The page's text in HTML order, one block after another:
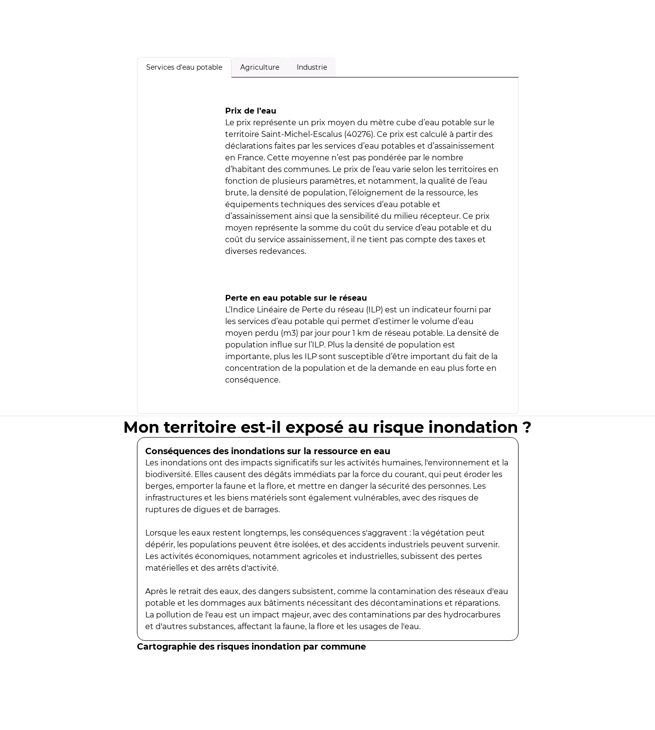
Services d'eau potable Agriculture Industrie
Prix de l’eau
Le prix représente un prix moyen du mètre cube d’eau potable sur le
territoire Saint-Michel-Escalus (40276). Ce prix est calculé à partir des
déclarations faites par les services d’eau potables et d’assainissement
en France. Cette moyenne n’est pas pondérée par le nombre
d’habitant des communes. Le prix de l’eau varie selon les territoires en
fonction de plusieurs paramètres, et notamment, la qualité de l’eau
brute, la densité de population, l’éloignement de la ressource, les
équipements techniques des services d’eau potable et
d’assainissement ainsi que la sensibilité du milieu récepteur. Ce prix
moyen représente la somme du coût du service d’eau potable et du
coût du service assainissement, il ne tient pas compte des taxes et
diverses redevances.
Perte en eau potable sur le réseau
L’Indice Linéaire de Perte du réseau (ILP) est un indicateur fourni par
les services d’eau potable qui permet d’estimer le volume d’eau
moyen perdu (m3) par jour pour 1 km de réseau potable. La densité de
population influe sur l’ILP. Plus la densité de population est
importante, plus les ILP sont susceptible d’être important du fait de la
concentration de la population et de la demande en eau plus forte en
conséquence.
Mon territoire est-il exposé au risque inondation ?
Conséquences des inondations sur la ressource en eau
Les inondations ont des impacts significatifs sur les activités humaines, l'environnement et la
biodiversité. Elles causent des dégâts immédiats par la force du courant, qui peut éroder les
berges, emporter la faune et la flore, et mettre en danger la sécurité des personnes. Les
infrastructures et les biens matériels sont également vulnérables, avec des risques de
ruptures de digues et de barrages.
Lorsque les eaux restent longtemps, les conséquences s'aggravent : la végétation peut
dépérir, les populations peuvent être isolées, et des accidents industriels peuvent survenir.
Les activités économiques, notamment agricoles et industrielles, subissent des pertes
matérielles et des arrêts d'activité.
Après le retrait des eaux, des dangers subsistent, comme la contamination des réseaux d'eau
potable et les dommages aux bâtiments nécessitant des décontaminations et réparations.
La pollution de l'eau est un impact majeur, avec des contaminations par des hydrocarbures
et d'autres substances, affectant la faune, la flore et les usages de l'eau.
Cartographie des risques inondation par commune